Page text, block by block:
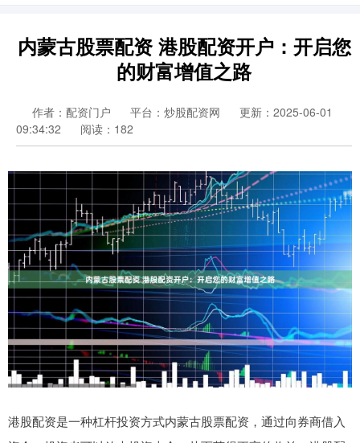
内蒙古股票配资 港股配资开户：开启您
的财富增值之路
作者：配资门户 平台：炒股配资网
更新：2025-06-01
09:34:32
阅读：182
港股配资是一种杠杆投资方式内蒙古股票配资，通过向券商借入